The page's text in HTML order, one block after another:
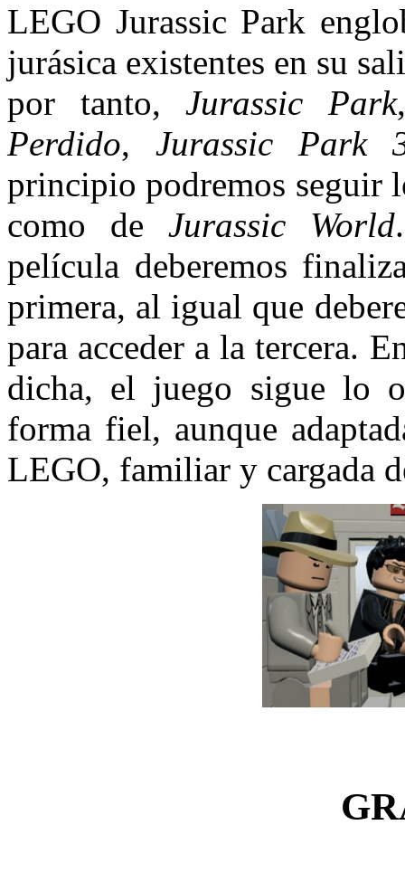
LEGO Jurassic Park
jurásica existentes en su
por tanto, Jurassic Park
Perdido, Jurassic Park
principio podremos seguir
como deJurassic World
película deberemos
primera, al igual que
para acceder a la tercera.
dicha, el juego sigue lo
forma fiel, aunque
LEGO, familiar y cargada